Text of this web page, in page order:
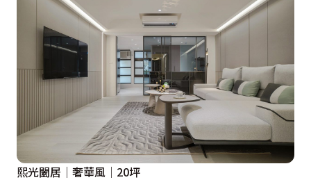
熙光闔居│奢華風│20坪